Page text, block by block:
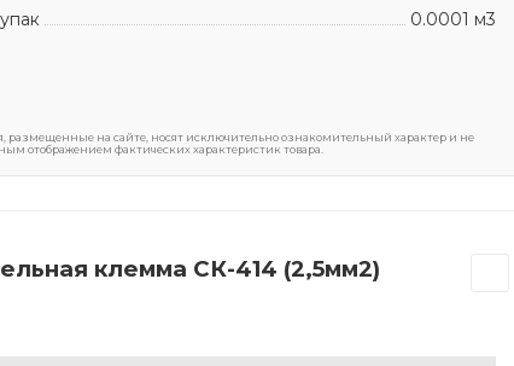
0.0001 м3
размещенные на сайте, носят исключительно ознакомительный характер и не
отображением фактических характеристик товара.
клемма СК-414 (2,5мм2)